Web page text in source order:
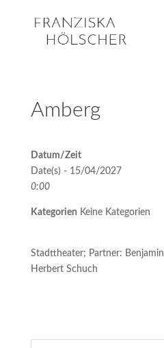
Amberg
Datum/Zeit
Date(s) - 15/04/2027
0:00
Kategorien Keine Kategorien
Stadttheater; Partner:
Herbert Schuch